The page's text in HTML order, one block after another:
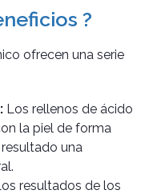
?
ofrecen una serie
Los rellenos de ácido
la piel de forma
una
resultados de los